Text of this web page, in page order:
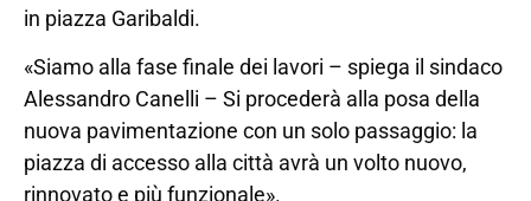
in piazza Garibaldi.
«Siamo alla fase finale dei lavori – spiega il sindaco
Alessandro Canelli – Si procederà alla posa della
nuova pavimentazione con un solo passaggio: la
piazza di accesso alla città avrà un volto nuovo,
rinnovato e più funzionale».